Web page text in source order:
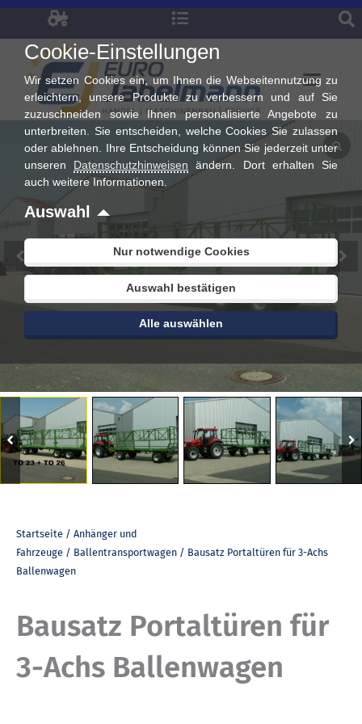
Zum
springen
Startseite / Anhänger und
Fahrzeuge / Ballentransportwagen / Bausatz Portaltüren für 3-Achs
Ballenwagen
Bausatz Portaltüren für
3-Achs Ballenwagen
Cookie-Einstellungen
Wir setzen Cookies ein, um Ihnen die Webseitennutzung zu
erleichtern, unsere Produkte zu verbessern und auf Sie
zuzuschneiden sowie Ihnen personalisierte Angebote zu
unterbreiten. Sie entscheiden, welche Cookies Sie zulassen
oder ablehnen. Ihre Entscheidung können Sie jederzeit unter
unseren Datenschutzhinweisen ändern. Dort erhalten Sie
auch weitere Informationen.
Auswahl
Nur notwendige Cookies
Auswahl bestätigen
Alle auswählen